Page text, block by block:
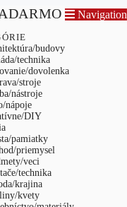
Navigation
budovy
technika
dovolenka
stroje
nástroje
nápoje
DIY
pamiatky
priemysel
veci
technika
krajina
kvety